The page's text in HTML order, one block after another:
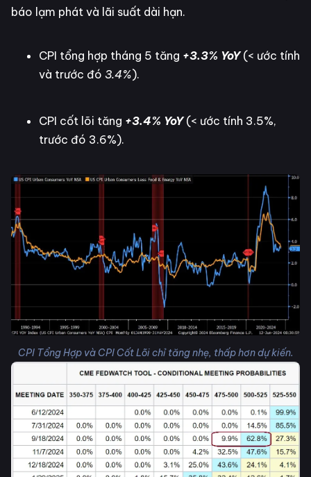
báo lạm phát và lãi suất dài hạn.
CPI tổng hợp tháng 5 tăng +3.3% YoY(< ước tính
và trước đó 3.4%).
CPI cốt lõi tăng +3.4% YoY(< ước tính 3.5%,
trước đó 3.6%).
CPI Tổng Hợp và CPI Cốt Lõi chỉ tăng nhẹ, thấp hơn dự kiến.